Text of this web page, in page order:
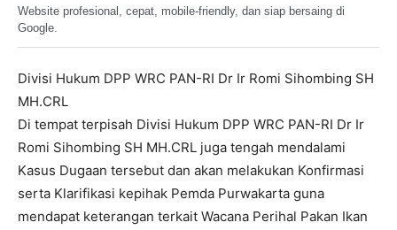
Website profesional, cepat, mobile-friendly, dan siap bersaing di
Google.
Divisi Hukum DPP WRC PAN-RI Dr Ir Romi Sihombing SH
MH.CRL
Di tempat terpisah Divisi Hukum DPP WRC PAN-RI Dr Ir
Romi Sihombing SH MH.CRL juga tengah mendalami
Kasus Dugaan tersebut dan akan melakukan Konfirmasi
serta Klarifikasi kepihak Pemda Purwakarta guna
mendapat keterangan terkait Wacana Perihal Pakan Ikan